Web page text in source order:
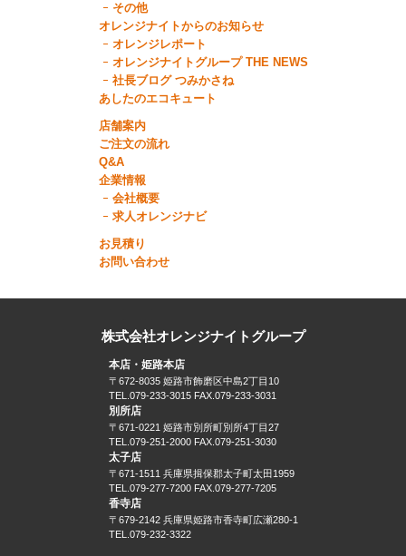
その他
オレンジナイトからのお知らせ
オレンジレポート
オレンジナイトグループ THE NEWS
社長ブログ つみかさね
あしたのエコキュート
店舗案内
ご注文の流れ
Q&A
企業情報
会社概要
求人オレンジナビ
お見積り
お問い合わせ
株式会社オレンジナイトグループ
本店・姫路本店
〒672-8035 姫路市飾磨区中島2丁目10
TEL.079-233-3015 FAX.079-233-3031
別所店
〒671-0221 姫路市別所町別所4丁目27
TEL.079-251-2000 FAX.079-251-3030
太子店
〒671-1511 兵庫県揖保郡太子町太田1959
TEL.079-277-7200 FAX.079-277-7205
香寺店
〒679-2142 兵庫県姫路市香寺町広瀬280-1
TEL.079-232-3322